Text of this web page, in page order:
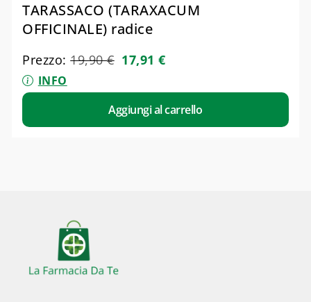
TARASSACO (TARAXACUM
OFFICINALE) radice
Prezzo:19,90€ 17,91€
INFO
Aggiungi al carrello